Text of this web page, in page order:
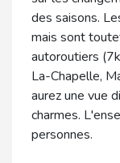
des saisons.
mais sont
autoroutiers
La-Chapelle,
aurez une vue
charmes.
personnes.